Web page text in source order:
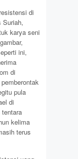
di
Suriah,
karya seni
ini,
di
pula
di
kelima
terus